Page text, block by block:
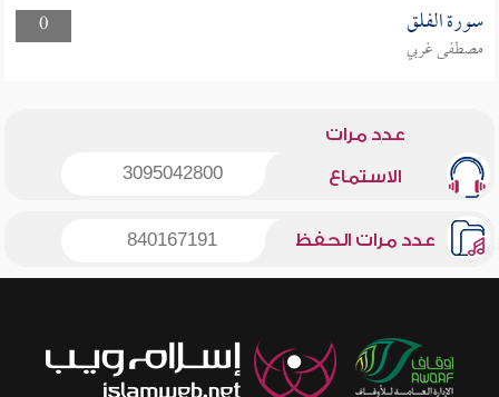
0
سورة الفلق
مصطفى غربي
عدد مرات
الاستماع 3095042800
عدد مرات الحفظ 840167191